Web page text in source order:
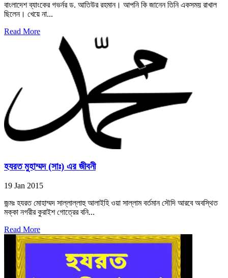
বাংলাদেশ ব্যাংকের গভর্নর ড. আতিউর রহমান। আপনি কি জানেন তিনি একসময় রাখাল
ছিলেন। খেয়ে না...
Read More
হযরত মুহাম্মদ (সাঃ) এর জীবনী
19 Jan 2015
জন্মঃ হযরত মোহাম্মদ সাল্লাল্লাহু আলাইহি ওয়া সাল্লাম বর্তমান সৌদি আরবে অবস্থিত
মক্কা নগরীর কুরাইশ গোত্রের বনি...
Read More